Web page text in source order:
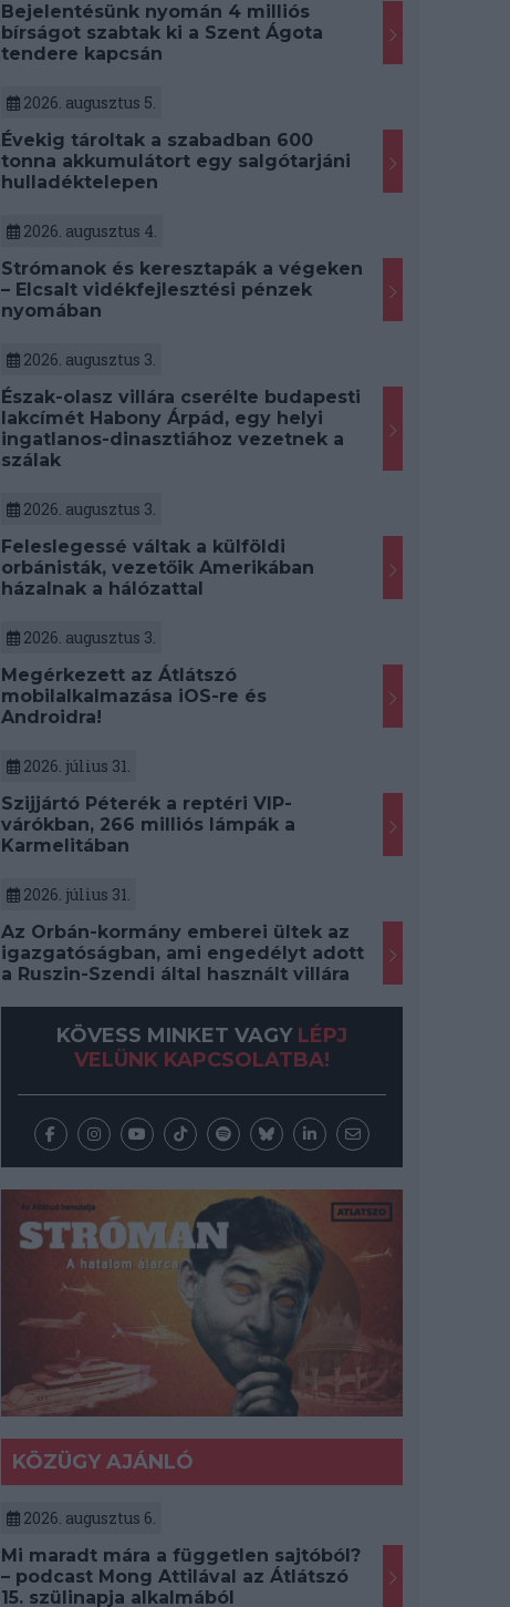
Bejelentésünk nyomán 4 milliós
bírságot szabtak ki a Szent Ágota
tendere kapcsán
2026. augusztus 5.
Évekig tároltak a szabadban 600
tonna akkumulátort egy salgótarjáni
hulladéktelepen
2026. augusztus 4.
Strómanok és keresztapák a végeken
– Elcsalt vidékfejlesztési pénzek
nyomában
2026. augusztus 3.
Észak-olasz villára cserélte budapesti
lakcímét Habony Árpád, egy helyi
ingatlanos-dinasztiához vezetnek a
szálak
2026. augusztus 3.
Feleslegessé váltak a külföldi
orbánisták, vezetőik Amerikában
házalnak a hálózattal
2026. augusztus 3.
Megérkezett az Átlátszó
mobilalkalmazása iOS-re és
Androidra!
2026. július 31.
Szijjártó Péterék a reptéri VIP-
várókban, 266 milliós lámpák a
Karmelitában
2026. július 31.
Az Orbán-kormány emberei ültek az
igazgatóságban, ami engedélyt adott
a Ruszin-Szendi által használt villára
KÖVESS MINKET VAGY LÉPJ
VELÜNK KAPCSOLATBA!
KÖZÜGY AJÁNLÓ
2026. augusztus 6.
Mi maradt mára a független sajtóból?
– podcast Mong Attilával az Átlátszó
15. szülinapja alkalmából